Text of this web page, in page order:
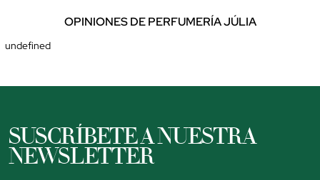
OPINIONES DE PERFUMERÍA JÚLIA
undefined
SUSCRÍBETE A NUESTRA
NEWSLETTER